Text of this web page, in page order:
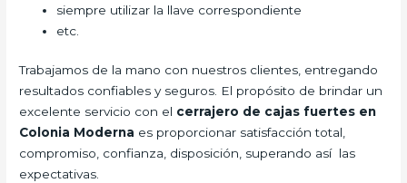
siempre utilizar la llave correspondiente
etc.
Trabajamos de la mano con nuestros clientes, entregando
resultados confiables y seguros. El propósito de brindar un
excelente servicio con el cerrajero de cajas fuertes en
Colonia Moderna es proporcionar satisfacción total,
compromiso, confianza, disposición, superando así las
expectativas.